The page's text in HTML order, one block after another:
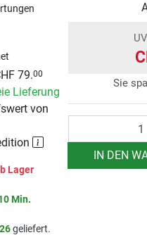
79.00
Lieferung
von
Lager
Min.
geliefert.
Sie
IN DEN